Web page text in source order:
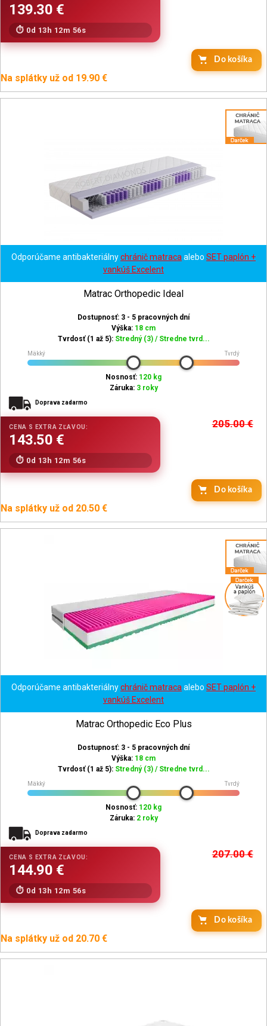
0d 13h 12m 54s
Do košíka
Na splátky už od 19.90 €
Odporúčame antibakteriálnychránič matraca alebo SET paplón +
vankúš Excelent
Matrac Orthopedic Ideal
Dostupnosť: 3 - 5 pracovných dní
Výška: 18 cm
Tvrdosť (1 až 5): Stredný (3) / Stredne tvrd...
Mäkký Tvrdý
Nosnosť: 120 kg
Záruka: 3 roky
Doprava zadarmo
205.00€
0d 13h 12m 54s
Do košíka
Na splátky už od 20.50 €
Odporúčame antibakteriálnychránič matraca alebo SET paplón +
vankúš Excelent
Matrac Orthopedic Eco Plus
Dostupnosť: 3 - 5 pracovných dní
Výška: 18 cm
Tvrdosť (1 až 5): Stredný (3) / Stredne tvrd...
Mäkký Tvrdý
Nosnosť: 120 kg
Záruka: 2 roky
Doprava zadarmo
207.00€
0d 13h 12m 54s
Do košíka
Na splátky už od 20.70 €